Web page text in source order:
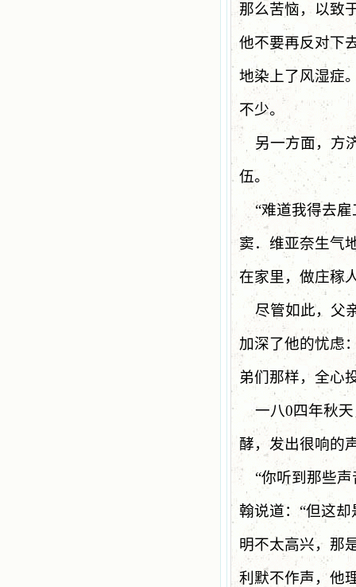
那么苦恼，以致
他不要再反对下
地染上了风湿症
不少。
另一方面，方
伍。
“难道我得去雇
窦．维亚奈生气
在家里，做庄稼
尽管如此，父
加深了他的忧虑
弟们那样，全心
一八0四年秋
酵，发出很响的
“你听到那些声
翰说道：“但这
明不太高兴，那
利默不作声，他